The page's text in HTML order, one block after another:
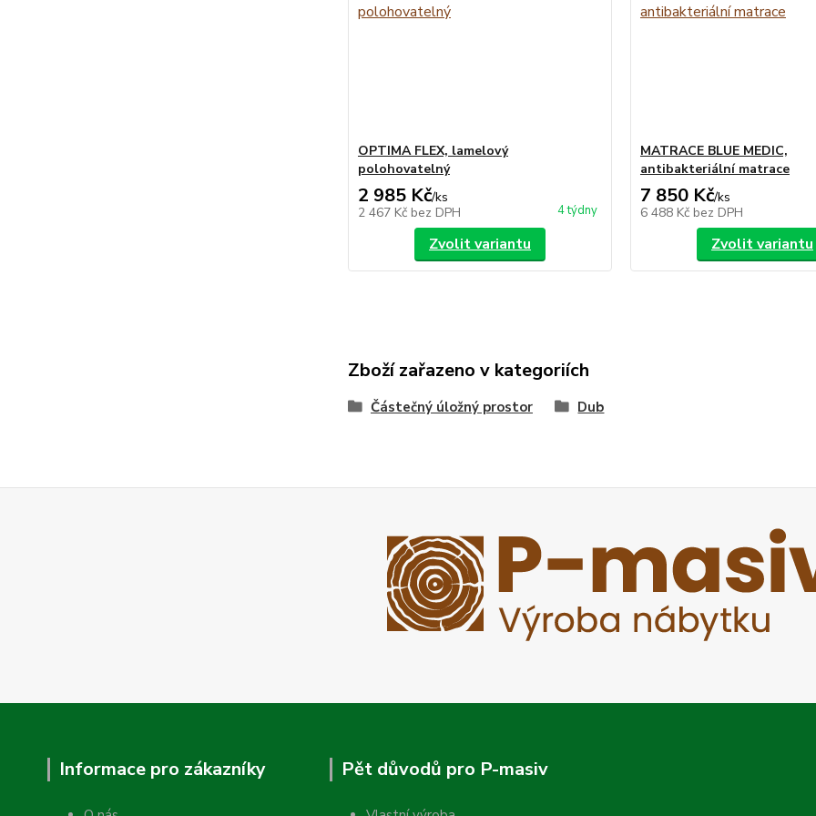
OPTIMA FLEX, lamelový
polohovatelný
2 985 Kč/ks
2 467 Kč bez DPH 4 týdny
Zvolit variantu
MATRACE BLUE MEDIC,
antibakteriální matrace
7 850 Kč/ks
6 488 Kč bez DPH
Zvolit variantu
Zboží zařazeno v kategoriích
Částečný úložný prostor Dub
Informace pro zákazníky Pět důvodů pro P-masiv